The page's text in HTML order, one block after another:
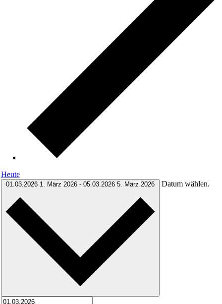
Heute
01.03.2026 1. März 2026 - 05.03.2026 5. März 2026 Datum wählen.